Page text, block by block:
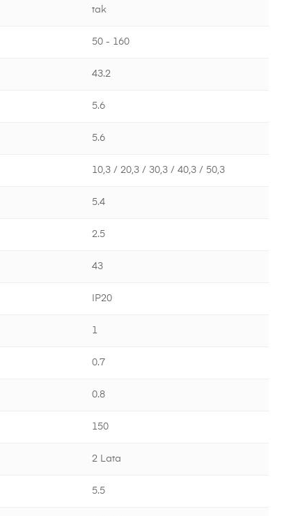
tak
50 - 160
43.2
5.6
5.6
10,3 / 20,3 / 30,3 / 40,3 / 50,3
5.4
2.5
43
IP20
1
0.7
0.8
150
2 Lata
5.5